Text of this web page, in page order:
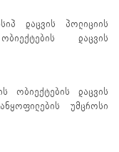
დაცვის პოლიციის
დაცვის
ობიექტების დაცვის
უმცროსი